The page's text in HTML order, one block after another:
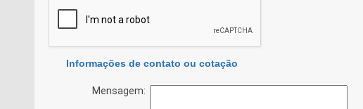
Informações de contato ou cotação
Mensagem: